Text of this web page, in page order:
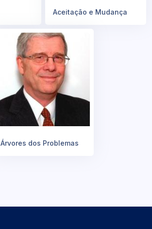
Aceitação e Mudança
Árvores dos Problemas